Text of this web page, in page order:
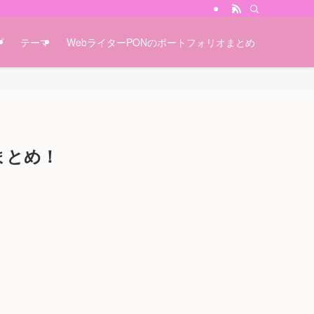
テーマ WebライターPONのポートフォリオまとめ
め！